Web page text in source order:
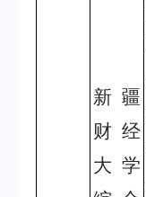
新疆
财经
大学